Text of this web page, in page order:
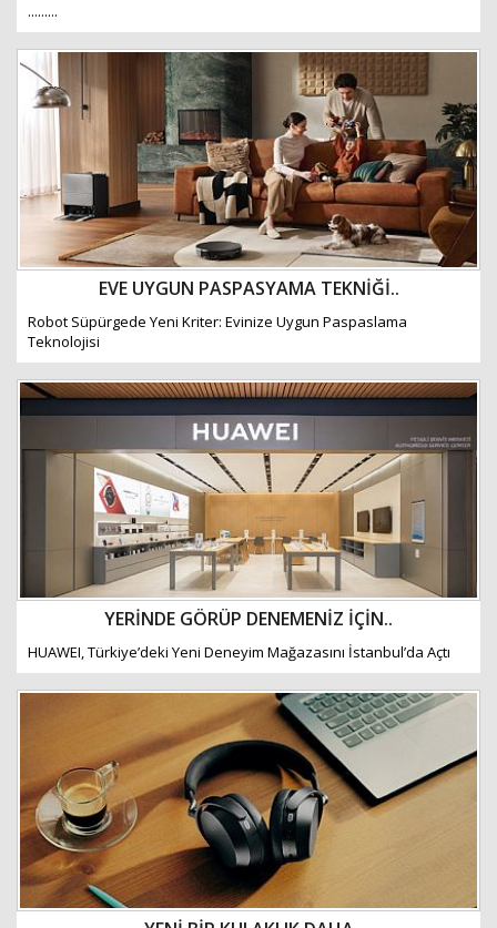
.........
EVE UYGUN PASPASYAMA TEKNİĞİ..
Robot Süpürgede Yeni Kriter: Evinize Uygun Paspaslama
Teknolojisi
YERİNDE GÖRÜP DENEMENİZ İÇİN..
HUAWEI, Türkiye’deki Yeni Deneyim Mağazasını İstanbul’da Açtı